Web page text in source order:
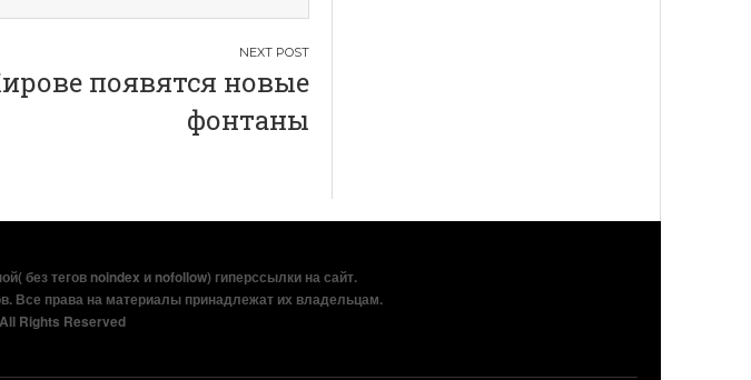
появятся новые
фонтаны
без тегов noindex и nofollow) гиперссылки на сайт.
Все права на материалы принадлежат их владельцам.
Rights Reserved